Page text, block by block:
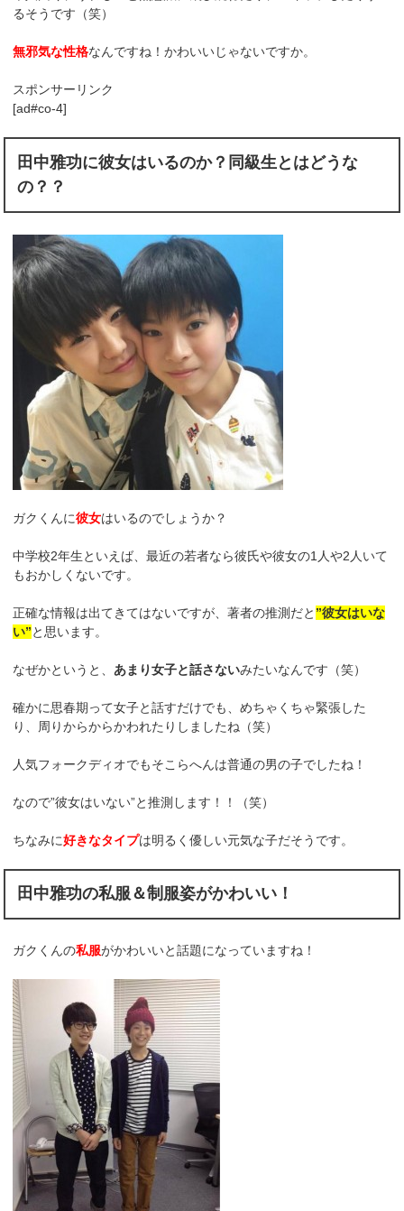
るそうです（笑）
無邪気な性格なんですね！かわいいじゃないですか。
スポンサーリンク
[ad#co-4]
田中雅功に彼女はいるのか？同級生とはどうな
の？？
ガクくんに彼女はいるのでしょうか？
中学校2年生といえば、最近の若者なら彼氏や彼女の1人や2人いて
もおかしくないです。
正確な情報は出てきてはないですが、著者の推測だと ”彼女はいな
い”と思います。
なぜかというと、 あまり女子と話さないみたいなんです（笑）
確かに思春期って女子と話すだけでも、めちゃくちゃ緊張した
り、周りからからかわれたりしましたね（笑）
人気フォークディオでもそこらへんは普通の男の子でしたね！
なので”彼女はいない”と推測します！！（笑）
ちなみに好きなタイプは明るく優しい元気な子だそうです。
田中雅功の私服＆制服姿がかわいい！
ガクくんの私服がかわいいと話題になっていますね！